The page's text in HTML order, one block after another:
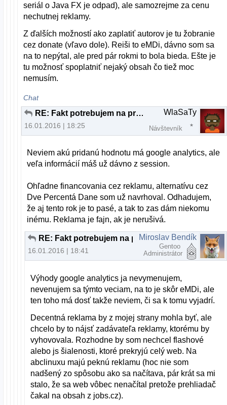
seriál o Java FX je odpad), ale samozrejme za cenu
nechutnej reklamy.
Z ďalších možností ako zaplatiť autorov je tu žobranie
cez donate (vľavo dole). Reiši to eMDi, dávno som sa
na to nepýtal, ale pred pár rokmi to bola bieda. Ešte je
tu možnosť spoplatniť nejaký obsah čo tiež moc
nemusím.
Chat
RE: Fakt potrebujem na prehliadanie webu nový počítač?
16.01.2016 | 18:25
WlaSaTy
Návštevník
Neviem akú pridanú hodnotu má google analytics, ale
veľa informácií máš už dávno z session.
Ohľadne financovania cez reklamu, alternatívu cez
Dve Percentá Dane som už navrhoval. Odhadujem,
že aj tento rok je to pasé, a tak to zas dám niekomu
inému. Reklama je fajn, ak je nerušivá.
RE: Fakt potrebujem na prehliadanie webu nový počítač?
16.01.2016 | 18:41
Miroslav Bendík
Gentoo
Administrátor
Výhody google analytics ja nevymenujem,
nevenujem sa týmto veciam, na to je skôr eMDi, ale
ten toho má dosť takže neviem, či sa k tomu vyjadrí.
Decentná reklama by z mojej strany mohla byť, ale
chcelo by to nájsť zadávateľa reklamy, ktorému by
vyhovovala. Rozhodne by som nechcel flashové
alebo js šialenosti, ktoré prekryjú celý web. Na
abclinuxu majú peknú reklamu (hoc nie som
nadšený zo spôsobu ako sa načítava, pár krát sa mi
stalo, že sa web vôbec nenačítal pretože prehliadač
čakal na obsah z jobs.cz).